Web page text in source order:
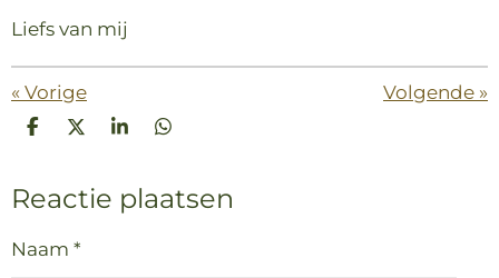
Liefs van mij
«Vorige Volgende »
D
e
n
D
l
S
r
e
D
e
n
Reactie plaatsen
Naam *